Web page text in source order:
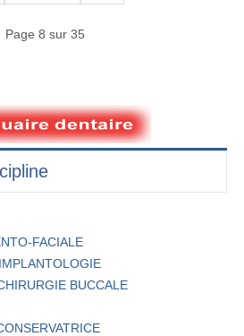
Page 8 sur 35
FACIALE
BUCCALE